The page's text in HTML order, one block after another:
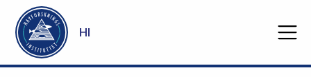
Gå til hovedinnhold
HI
NOT CACHED